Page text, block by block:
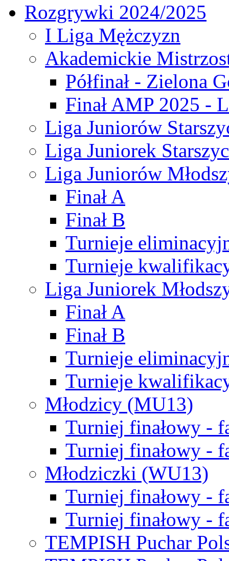
Rozgrywki 2024/2025
I Liga Mężczyzn
Akademickie
Półfinał - Zielona
Finał AMP 2025 -
Liga Juniorów
Liga Juniorek
Liga Juniorów
Finał A
Finał B
Turnieje
Turnieje
Liga Juniorek
Finał A
Finał B
Turnieje
Turnieje
Młodzicy (MU13)
Turniej finałowy -
Turniej finałowy -
Młodziczki (WU13)
Turniej finałowy -
Turniej finałowy -
TEMPISH Puchar